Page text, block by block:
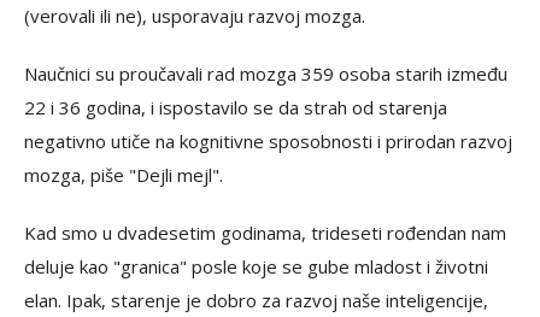
(verovali ili ne), usporavaju razvoj mozga.
Naučnici su proučavali rad mozga 359 osoba starih između
22 i 36 godina, i ispostavilo se da strah od starenja
negativno utiče na kognitivne sposobnosti i prirodan razvoj
mozga, piše "Dejli mejl".
Kad smo u dvadesetim godinama, trideseti rođendan nam
deluje kao "granica" posle koje se gube mladost i životni
elan. Ipak, starenje je dobro za razvoj naše inteligencije,